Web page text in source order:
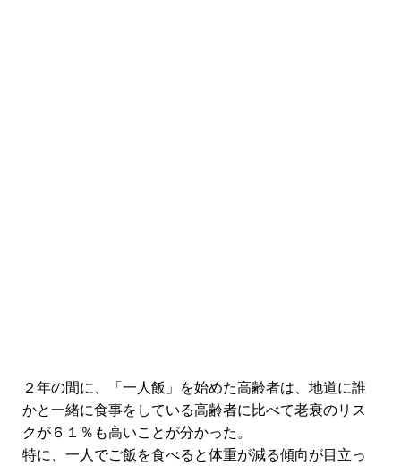
２年の間に、「一人飯」を始めた高齢者は、地道に誰
かと一緒に食事をしている高齢者に比べて老衰のリス
クが６１％も高いことが分かった。
特に、一人でご飯を食べると体重が減る傾向が目立っ